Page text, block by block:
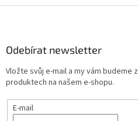
v
k
v
v
Odebírat newsletter
Vložte svůj e-mail a my vám budeme
produktech na našem e-shopu.
E-mail